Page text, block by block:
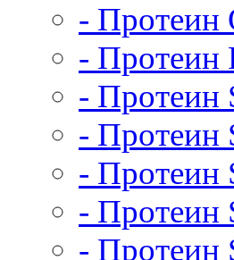
- Протеин
- Протеин
- Протеин
- Протеин
- Протеин
- Протеин
- Протеин